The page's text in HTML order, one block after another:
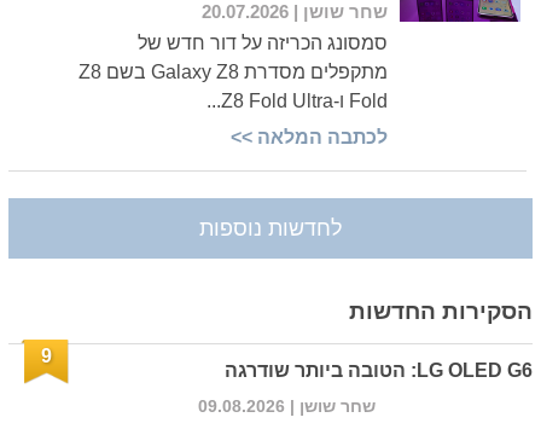
שחר שושן | 20.07.2026
סמסונג הכריזה על דור חדש של
מתקפלים מסדרת Galaxy Z8 בשם Z8
Fold ו-Z8 Fold Ultra...
לכתבה המלאה >>
לחדשות נוספות
הסקירות החדשות
LG OLED G6: הטובה ביותר שודרגה
9
שחר שושן | 09.08.2026